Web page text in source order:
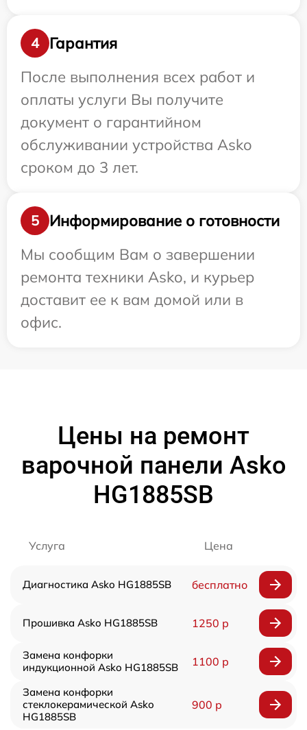
4
Гарантия
После выполнения всех работ и
оплаты услуги Вы получите
документ о гарантийном
обслуживании устройства Asko
сроком до 3 лет.
5
Информирование о готовности
Мы сообщим Вам о завершении
ремонта техники Asko, и курьер
доставит ее к вам домой или в
офис.
Цены на ремонт
варочной панели Asko
HG1885SB
Услуга Цена
Диагностика Asko HG1885SB бесплатно
Прошивка Asko HG1885SB 1250 р
Замена конфорки
индукционной Asko HG1885SB
1100 р
Замена конфорки
стеклокерамической Asko
HG1885SB
900 р